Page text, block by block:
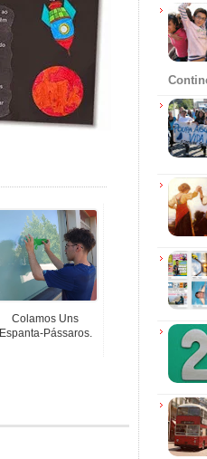
Colamos Uns
Espanta-Pássaros.